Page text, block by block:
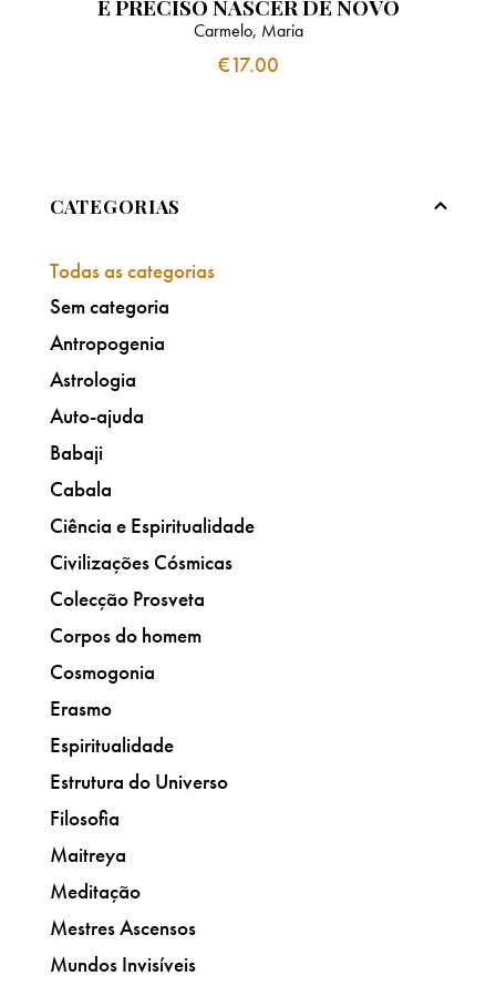
É PRECISO NASCER DE NOVO
Carmelo, Maria
€17.00
CATEGORIAS
Todas as categorias
Sem categoria
Antropogenia
Astrologia
Auto-ajuda
Babaji
Cabala
Ciência e Espiritualidade
Civilizações Cósmicas
Colecção Prosveta
Corpos do homem
Cosmogonia
Erasmo
Espiritualidade
Estrutura do Universo
Filosofia
Maitreya
Meditação
Mestres Ascensos
Mundos Invisíveis